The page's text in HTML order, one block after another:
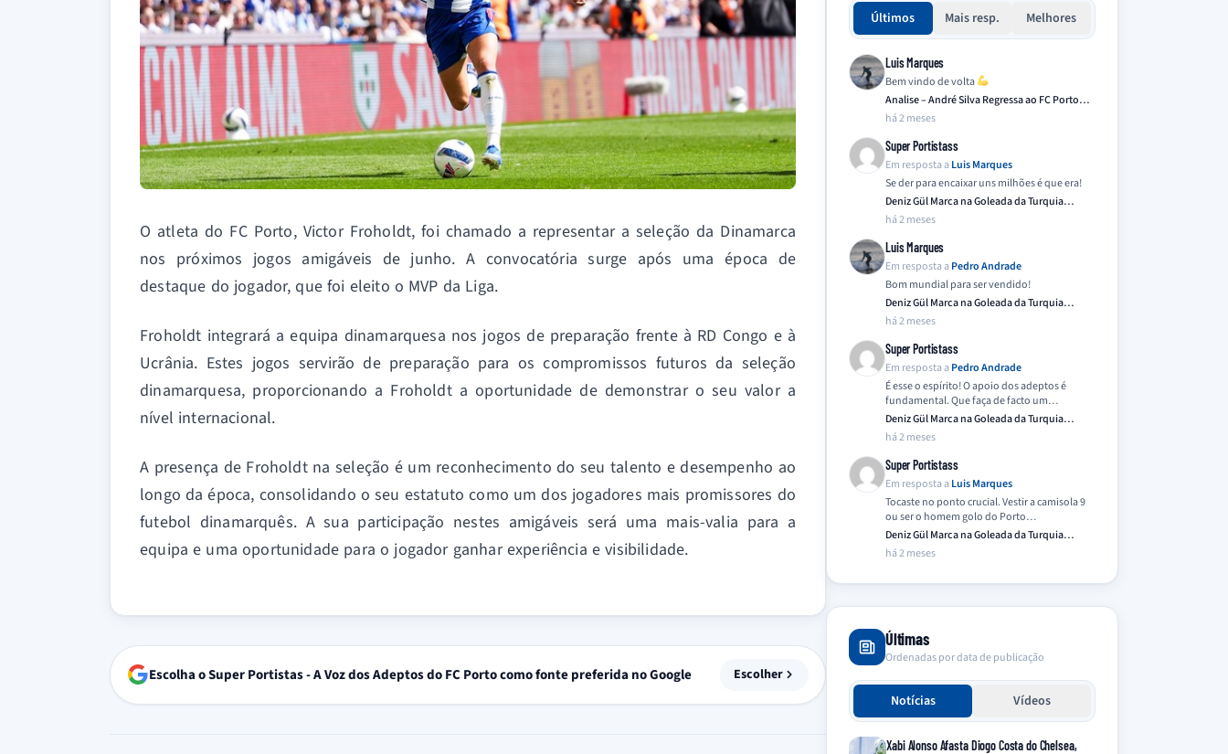
O atleta do FC Porto, Victor Froholdt, foi chamado a representar a seleção da Dinamarca
nos próximos jogos amigáveis de junho. A convocatória surge após uma época de
destaque do jogador, que foi eleito o MVP da Liga.
Froholdt integrará a equipa dinamarquesa nos jogos de preparação frente à RD Congo e à
Ucrânia. Estes jogos servirão de preparação para os compromissos futuros da seleção
dinamarquesa, proporcionando a Froholdt a oportunidade de demonstrar o seu valor a
nível internacional.
A presença de Froholdt na seleção é um reconhecimento do seu talento e desempenho ao
longo da época, consolidando o seu estatuto como um dos jogadores mais promissores do
futebol dinamarquês. A sua participação nestes amigáveis será uma mais-valia para a
equipa e uma oportunidade para o jogador ganhar experiência e visibilidade.
Escolha o Super Portistas - A Voz dos Adeptos do FC Porto como fonte preferida no Google Escolher
Últimos Mais resp. Melhores
Luis Marques
Bem vindo de volta
Analise – André Silva Regressa ao FC Porto…
há 2 meses
Super Portistass
Em resposta a Luis Marques
Se der para encaixar uns milhões é que era!
Deniz Gül Marca na Goleada da Turquia
Frente…
há 2 meses
Luis Marques
Em resposta a Pedro Andrade
Bom mundial para ser vendido!
Deniz Gül Marca na Goleada da Turquia
Frente…
há 2 meses
Super Portistass
Em resposta a Pedro Andrade
É esse o espírito! O apoio dos adeptos é
fundamental. Que faça de facto um…
Deniz Gül Marca na Goleada da Turquia
Frente…
há 2 meses
Super Portistass
Em resposta a Luis Marques
Tocaste no ponto crucial. Vestir a camisola 9
ou ser o homem golo do Porto…
Deniz Gül Marca na Goleada da Turquia
Frente…
há 2 meses
Últimas
Ordenadas por data de publicação
Notícias Vídeos
Xabi Alonso Afasta Diogo Costa do Chelsea,